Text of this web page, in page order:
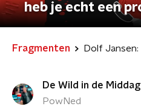
heb je echt een
Fragmenten
De Wild in de Middag
PowNed